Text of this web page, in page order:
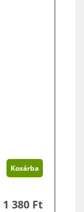
Kosárba
1 380 Ft